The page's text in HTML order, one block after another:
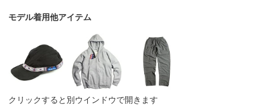
モデル着用他アイテム
クリックすると別ウインドウで開きます